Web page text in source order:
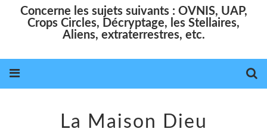
Concerne les sujets suivants : OVNIS, UAP,
Crops Circles, Décryptage, les Stellaires,
Aliens, extraterrestres, etc.
La Maison Dieu